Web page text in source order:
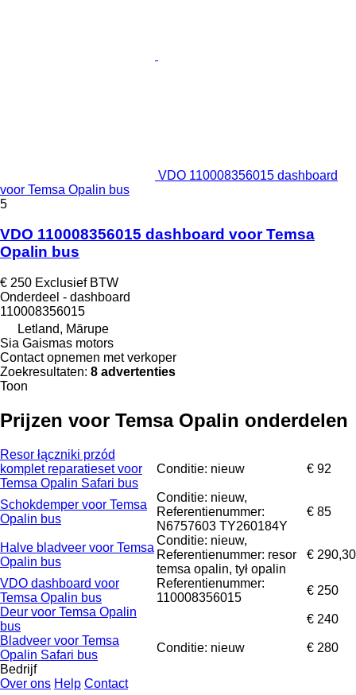
VDO 110008356015 dashboard
voor Temsa Opalin bus
5
VDO 110008356015 dashboard voor Temsa
Opalin bus
€ 250 Exclusief BTW
Onderdeel - dashboard
110008356015
Letland, Mārupe
Sia Gaismas motors
Contact opnemen met verkoper
Zoekresultaten: 8 advertenties
Toon
Prijzen voor Temsa Opalin onderdelen
Resor łączniki przód
komplet reparatieset voor
Temsa Opalin Safari bus
Conditie: nieuw € 92
Schokdemper voor Temsa
Opalin bus
Conditie: nieuw,
Referentienummer:
N6757603 TY260184Y
€ 85
Halve bladveer voor Temsa
Opalin bus
Conditie: nieuw,
Referentienummer: resor
temsa opalin, tył opalin
€ 290,30
VDO dashboard voor
Temsa Opalin bus
Referentienummer:
110008356015
€ 250
Deur voor Temsa Opalin
bus
€ 240
Bladveer voor Temsa
Opalin Safari bus
Conditie: nieuw
€ 280
Bedrijf
Over ons Help Contact